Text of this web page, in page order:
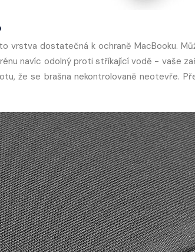
vrstva dostatečná k ochraně MacBooku.
navíc odolný proti stříkající vodě - vaše
že se brašna nekontrolovaně neotevře.